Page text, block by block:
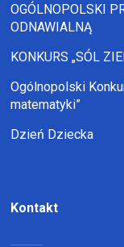
OGÓLNOPOLSKI
ODNAWIALNĄ
KONKURS „SÓL
Ogólnopolski
matematyki”
Dzień Dziecka
Kontakt